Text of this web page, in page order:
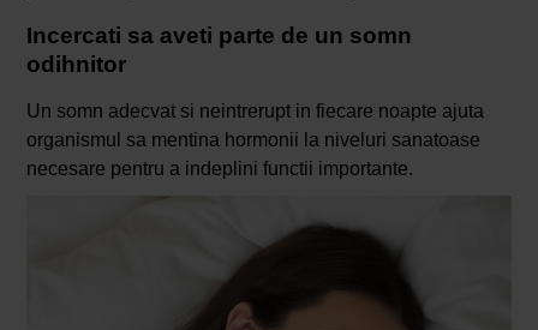
Incercati sa aveti parte de un somn
odihnitor
Un somn adecvat si neintrerupt in fiecare noapte ajuta
organismul sa mentina hormonii la niveluri sanatoase
necesare pentru a indeplini functii importante.